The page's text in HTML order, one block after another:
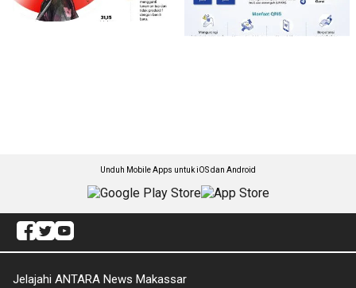
Unduh Mobile Apps untuk iOS dan Android
Jelajahi ANTARA News Makassar